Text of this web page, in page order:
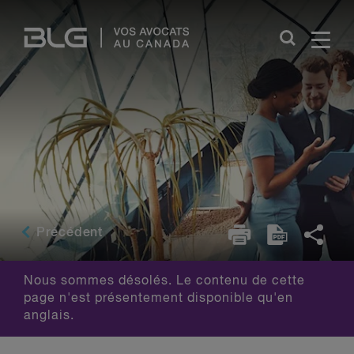
Links
Précédent
Nous sommes désolés. Le contenu de cette
page n'est présentement disponible qu'en
anglais.